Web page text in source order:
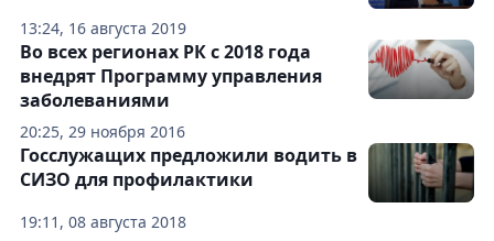
13:24, 16 августа 2019
20:25, 29 ноября 2016
Во всех регионах РК с 2018 года
внедрят Программу управления
заболеваниями
19:11, 08 августа 2018
Госслужащих предложили водить в
СИЗО для профилактики